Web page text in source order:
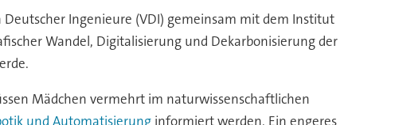
Ingenieure (VDI) gemeinsam mit dem Institut
Wandel, Digitalisierung und Dekarbonisierung der
Mädchen vermehrt im naturwissenschaftlichen
und Automatisierunginformiert werden. Ein engeres